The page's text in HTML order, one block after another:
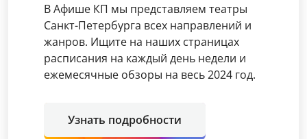
В Афише КП мы представляем театры
Санкт-Петербурга всех направлений и
жанров. Ищите на наших страницах
расписания на каждый день недели и
ежемесячные обзоры на весь 2024 год.
Узнать подробности